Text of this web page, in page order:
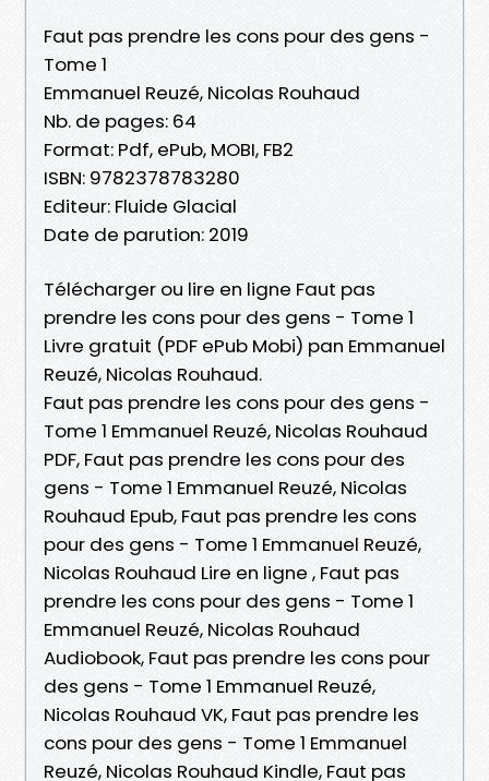
Faut pas prendre les cons pour des gens -
Tome 1
Emmanuel Reuzé, Nicolas Rouhaud
Nb. de pages: 64
Format: Pdf, ePub, MOBI, FB2
ISBN: 9782378783280
Editeur: Fluide Glacial
Date de parution: 2019
Télécharger ou lire en ligne Faut pas
prendre les cons pour des gens - Tome 1
Livre gratuit (PDF ePub Mobi) pan Emmanuel
Reuzé, Nicolas Rouhaud.
Faut pas prendre les cons pour des gens -
Tome 1 Emmanuel Reuzé, Nicolas Rouhaud
PDF, Faut pas prendre les cons pour des
gens - Tome 1 Emmanuel Reuzé, Nicolas
Rouhaud Epub, Faut pas prendre les cons
pour des gens - Tome 1 Emmanuel Reuzé,
Nicolas Rouhaud Lire en ligne , Faut pas
prendre les cons pour des gens - Tome 1
Emmanuel Reuzé, Nicolas Rouhaud
Audiobook, Faut pas prendre les cons pour
des gens - Tome 1 Emmanuel Reuzé,
Nicolas Rouhaud VK, Faut pas prendre les
cons pour des gens - Tome 1 Emmanuel
Reuzé, Nicolas Rouhaud Kindle, Faut pas